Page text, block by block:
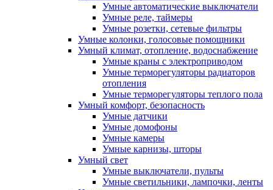
Умные автоматические выключатели
Умные реле, таймеры
Умные розетки, сетевые фильтры
Умные колонки, голосовые помощники
Умный климат, отопление, водоснабжение
Умные краны с электроприводом
Умные терморегуляторы радиаторов
отопления
Умные терморегуляторы теплого пола
Умный комфорт, безопасность
Умные датчики
Умные домофоны
Умные камеры
Умные карнизы, шторы
Умный свет
Умные выключатели, пульты
Умные светильники, лампочки, ленты